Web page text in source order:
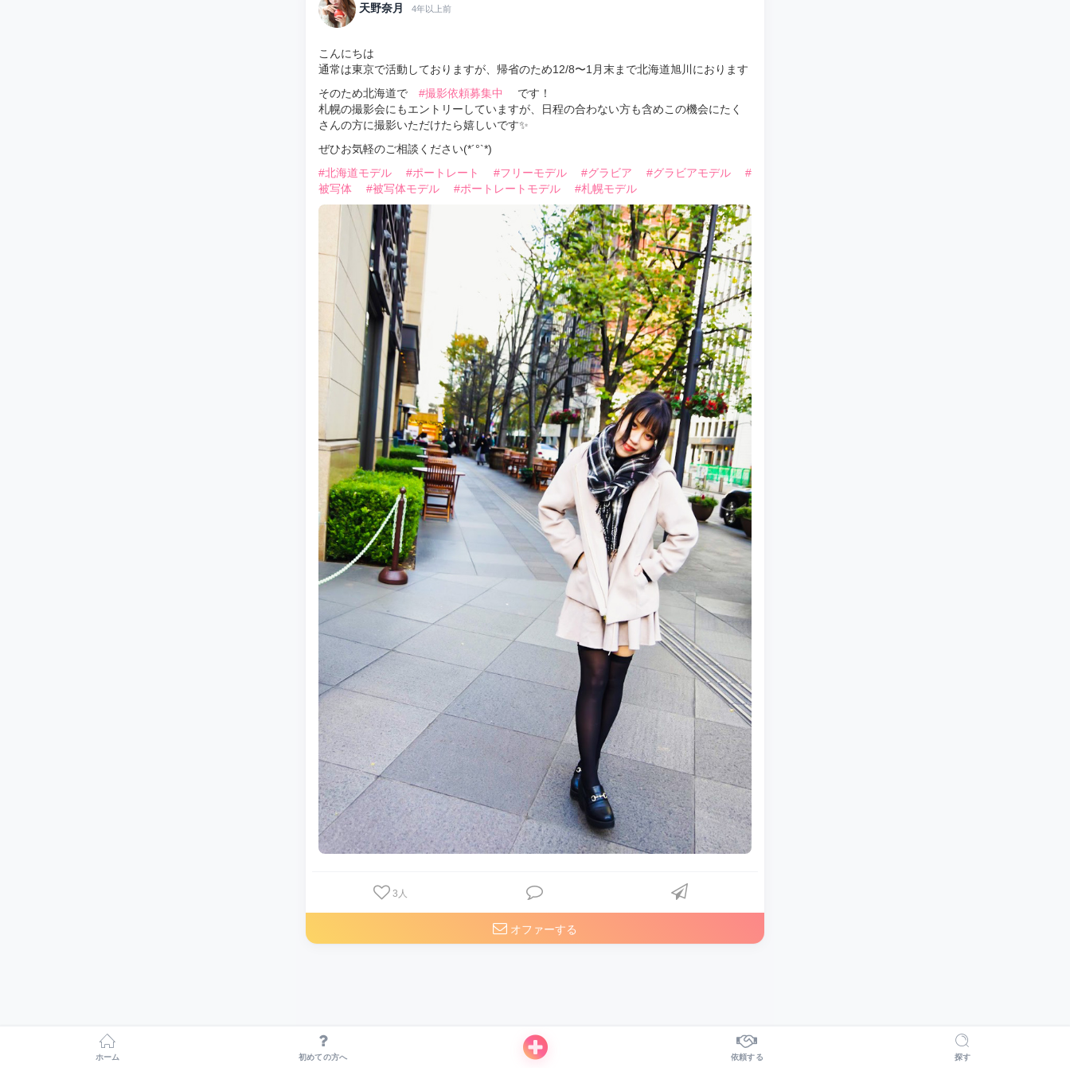
天野奈月 4年以上前
こんにちは
通常は東京で活動しておりますが、帰省のため12/8〜1月末まで北海道旭川におります
そのため北海道で #撮影依頼募集中
です！
札幌の撮影会にもエントリーしていますが、日程の合わない方も含めこの機会にたく
さんの方に撮影いただけたら嬉しいです✨
ぜひお気軽のご相談ください(*´°`*)
#北海道モデル
#ポートレート #フリーモデル #グラビア #グラビアモデル
#
被写体
#被写体モデル #ポートレートモデル #札幌モデル
3 人
オファーする
ホーム 初めての方へ 依頼する 探す